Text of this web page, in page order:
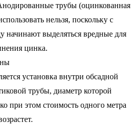
трубы (оцинкованная
нельзя, поскольку с
начинают выделяться вредные для
цинка.
установка внутри обсадной
трубы, диаметр которой
при этом стоимость одного метра